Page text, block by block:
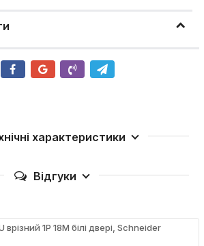
характеристики
Відгуки
врізний 1Р 18М білі двері, Schneider